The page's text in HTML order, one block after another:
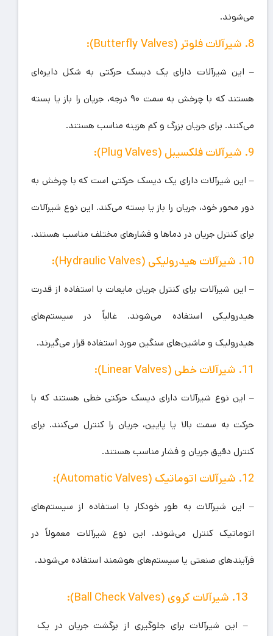
می‌شوند.
8. شیرآلات فلوتر (Butterfly Valves):
– این شیرآلات دارای یک دیسک حرکتی به شکل دایره‌ای
هستند که با چرخش به سمت ۹۰ درجه، جریان را باز یا بسته
می‌کنند. برای جریان بزرگ و کم هزینه مناسب هستند.
9. شیرآلات فلکسیبل (Plug Valves):
– این شیرآلات دارای یک دیسک حرکتی است که با چرخش به
دور محور خود، جریان را باز یا بسته می‌کند. این نوع شیرآلات
برای کنترل جریان در دماها و فشارهای مختلف مناسب هستند.
10. شیرآلات هیدرولیکی (Hydraulic Valves):
– این شیرآلات برای کنترل جریان مایعات با استفاده از قدرت
هیدرولیکی استفاده می‌شوند. غالباً در سیستم‌های
هیدرولیک و ماشین‌های سنگین مورد استفاده قرار می‌گیرند.
11. شیرآلات خطی (Linear Valves):
– این نوع شیرآلات دارای دیسک حرکتی خطی هستند که با
حرکت به سمت بالا یا پایین، جریان را کنترل می‌کنند. برای
کنترل دقیق جریان و فشار مناسب هستند.
12. شیرآلات اتوماتیک (Automatic Valves):
– این شیرآلات به طور خودکار با استفاده از سیستم‌های
اتوماتیک کنترل می‌شوند. این نوع شیرآلات معمولاً در
فرآیندهای صنعتی یا سیستم‌های هوشمند استفاده می‌شوند.
13. شیرآلات کروی (Ball Check Valves):
– این شیرآلات برای جلوگیری از برگشت جریان در یک